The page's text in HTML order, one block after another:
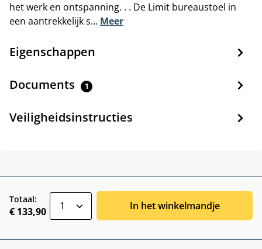
het werk en ontspanning. . . De Limit bureaustoel in
een aantrekkelijk s… Meer
Eigenschappen
Documents 1
Veiligheidsinstructies
Totaal:
€ 133,90 In het winkelmandje